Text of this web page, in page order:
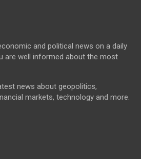
and political news on a daily
are well informed about the most
news about geopolitics,
markets, technology and more.